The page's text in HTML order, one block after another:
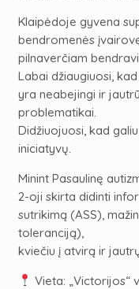
Klaipėdoje gyvena
bendromenės
pilnaverčiam
Labai džiaugiuosi,
yra neabejingi ir
problematikai.
Didžiuojuosi, kad
iniciatyvų.
Minint Pasaulinę
2-oji skirta didinti
sutrikimą (ASS),
toleranciją),
kviečiu į atvirą ir
Vieta: „Victorijos“